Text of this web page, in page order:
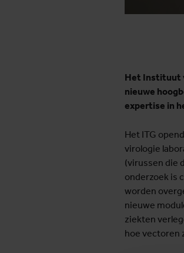
Het Instituut
nieuwe
expertise in
Het ITG
virologie
(virussen die
onderzoek is
worden
nieuwe
ziekten
hoe vectoren